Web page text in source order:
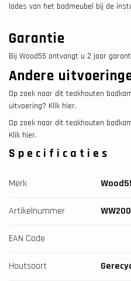
lades van het badmeubel bij de
Garantie
Bij Wood55 ontvangt u 2 jaar
Andere
Op zoek naar dit teakhouten
uitvoering? Klik hier.
Op zoek naar dit teakhouten
Klik hier.
Specificaties
Merk
Artikelnummer WW200
EAN Code
Houtsoort